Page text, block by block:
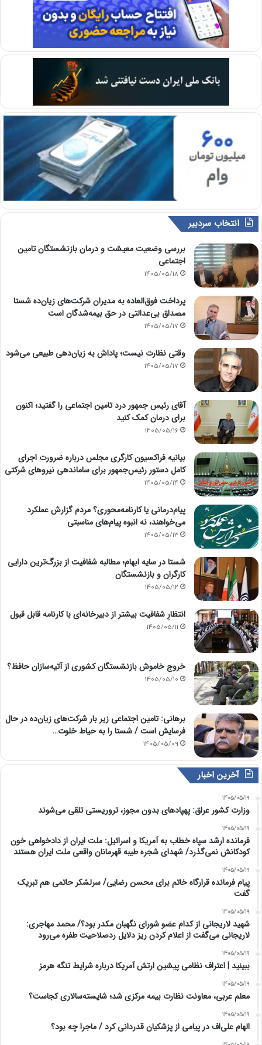
انتخاب سردبیر
بررسی وضعیت معیشت و درمان بازنشستگان تامین
اجتماعی
1405/05/18
پرداخت فوق‌العاده به مدیران شرکت‌های زیان‌ده شستا
مصداق بی‌عدالتی در حق بیمه‌شدگان است
1405/05/17
وقتی نظارت نیست؛ پاداش به زیان‌دهی طبیعی می‌شود
1405/05/17
آقای رئیس جمهور درد تامین اجتماعی را گفتید؛ اکنون
برای درمان کمک کنید
1405/05/16
بیانیه فراکسیون کارگری مجلس درباره ضرورت اجرای
کامل دستور رئیس‌جمهور برای ساماندهی نیروهای شرکتی
1405/05/14
پیام‌درمانی یا کارنامه‌محوری؟ مردم گزارش عملکرد
می‌خواهند، نه انبوه پیام‌های مناسبتی
1405/05/13
شستا در سایه ابهام؛ مطالبه شفافیت از بزرگ‌ترین دارایی
کارگران و بازنشستگان
1405/05/12
انتظارِ شفافیت بیشتر از دبیرخانه‌ای با کارنامه قابل قبول
1405/05/11
خروج خاموش بازنشستگان کشوری از آتیه‌سازان حافظ؟
1405/05/10
برهانی: تامین اجتماعی زیر بار شرکت‌های زیان‌ده در حال
فرسایش است / شستا را به حیاط خلوت…
1405/05/09
آخرین اخبار
1405/05/19
وزارت کشور عراق: پهپادهای بدون مجوز، تروریستی تلقی می‌شوند
1405/05/19
فرمانده ارشد سپاه خطاب به آمریکا و اسرائیل: ملت ایران از دادخواهی خون
کودکانش نمی‌گذرد/ شهدای شجره طیبه قهرمانان واقعی ملت ایران هستند
1405/05/19
پیام فرمانده قرارگاه خاتم برای محسن رضایی/ سرلشکر حاتمی هم تبریک
گفت
1405/05/19
شهید لاریجانی از کدام عضو شورای نگهبان مکدر بود؟/ محمد مهاجری:
لاریجانی می‌گفت از اعلام کردن ریز دلایل ردصلاحیت طفره می‌رود
1405/05/19
ببینید | اعتراف نظامی پیشین ارتش آمریکا درباره شرایط تنگه هرمز
1405/05/19
معلم عربی، معاونت نظارت بیمه مرکزی شد؛ شایسته‌سالاری کجاست؟
1405/05/19
الهام علی‌اف در پیامی از پزشکیان قدردانی کرد / ماجرا چه بود؟